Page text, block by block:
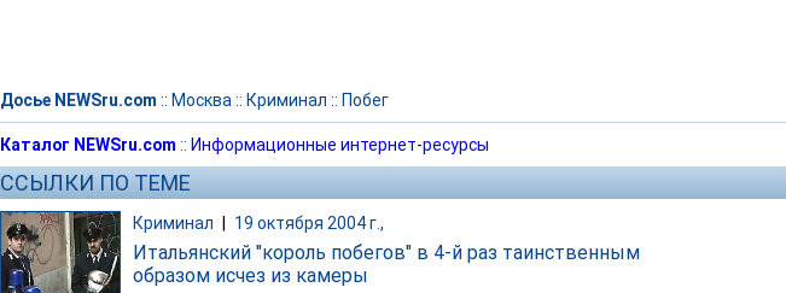
Досье NEWSru.com :: Москва :: Криминал :: Побег
Каталог NEWSru.com :: Информационные интернет-ресурсы
ССЫЛКИ ПО ТЕМЕ
Криминал 19 октября 2004 г.,
Итальянский "король побегов" в 4-й раз таинственным
образом исчез из камеры